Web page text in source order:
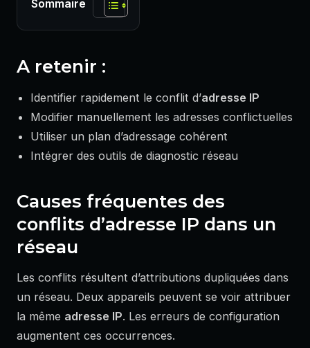
Sommaire
A retenir :
Identifier rapidement le conflit d’adresse IP
Modifier manuellement les adresses conflictuelles
Utiliser un plan d’adressage cohérent
Intégrer des outils de diagnostic réseau
Causes fréquentes des
conflits d’adresse IP dans un
réseau
Les conflits résultent d’attributions dupliquées dans
un réseau. Deux appareils peuvent se voir attribuer
la même adresse IP. Les erreurs de configuration
augmentent ces occurrences.